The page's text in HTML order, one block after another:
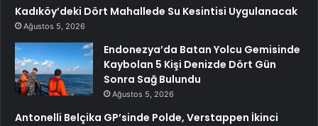
Kadıköy’deki Dört Mahallede Su Kesintisi Uygulanacak
Ağustos 5, 2026
Endonezya’da Batan Yolcu Gemisinde
Kaybolan 5 Kişi Denizde Dört Gün
Sonra Sağ Bulundu
Ağustos 5, 2026
Antonelli Belçika GP’sinde Polde, Verstappen İkinci